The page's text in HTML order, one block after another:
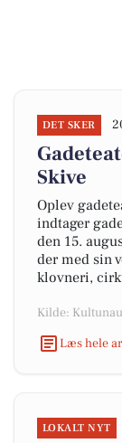
DET SKER
Skive
Oplev
indtager
den 15.
der med sin
klovneri,
Kilde:
Læs hele
LOKALT NYT